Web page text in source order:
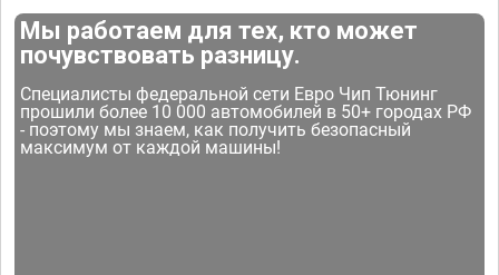
Мы работаем для тех, кто может
почувствовать разницу.
Специалисты федеральной сети Евро Чип Тюнинг
прошили более 10 000 автомобилей в 50+ городах РФ
- поэтому мы знаем, как получить безопасный
максимум от каждой машины!